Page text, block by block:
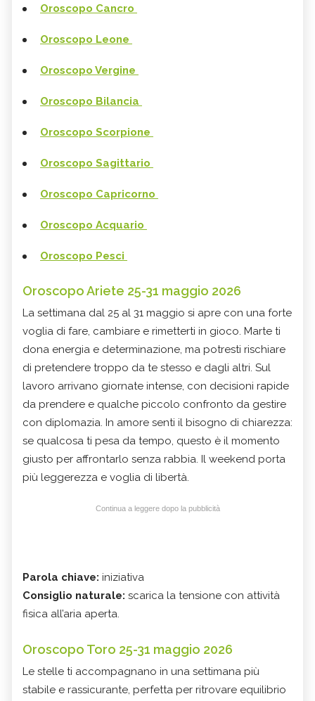
Oroscopo Cancro
Oroscopo Leone
Oroscopo Vergine
Oroscopo Bilancia
Oroscopo Scorpione
Oroscopo Sagittario
Oroscopo Capricorno
Oroscopo Acquario
Oroscopo Pesci
Oroscopo Ariete 25-31 maggio 2026
La settimana dal 25 al 31 maggio si apre con una forte
voglia di fare, cambiare e rimetterti in gioco. Marte ti
dona energia e determinazione, ma potresti rischiare
di pretendere troppo da te stesso e dagli altri. Sul
lavoro arrivano giornate intense, con decisioni rapide
da prendere e qualche piccolo confronto da gestire
con diplomazia. In amore senti il bisogno di chiarezza:
se qualcosa ti pesa da tempo, questo è il momento
giusto per affrontarlo senza rabbia. Il weekend porta
più leggerezza e voglia di libertà.
Continua a leggere dopo la pubblicità
Parola chiave: iniziativa
Consiglio naturale: scarica la tensione con attività
fisica all’aria aperta.
Oroscopo Toro 25-31 maggio 2026
Le stelle ti accompagnano in una settimana più
stabile e rassicurante, perfetta per ritrovare equilibrio